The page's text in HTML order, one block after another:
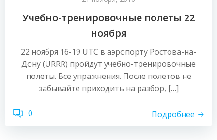
Учебно-тренировочные полеты 22
ноября
22 ноября 16-19 UTC в аэропорту Ростова-на-
Дону (URRR) пройдут учебно-тренировочные
полеты. Все упражнения. После полетов не
забывайте приходить на разбор, […]
0 Подробнее